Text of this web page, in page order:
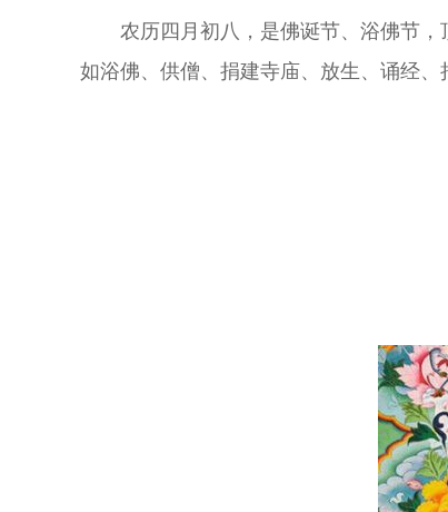
农历四月初八，是佛诞节、浴佛节
如浴佛、供僧、捐建寺庙、放生、诵经